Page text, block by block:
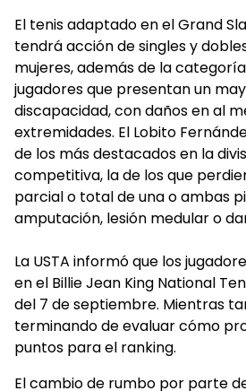
El tenis adaptado en el Grand
tendrá acción de singles y
mujeres, además de la categoría
jugadores que presentan un
discapacidad, con daños en al
extremidades. El Lobito
de los más destacados en la
competitiva, la de los que
parcial o total de una o ambas
amputación, lesión medular o
La USTA informó que los
en el Billie Jean King National
del 7 de septiembre. Mientras
terminando de evaluar cómo
puntos para el ranking.
El cambio de rumbo por parte